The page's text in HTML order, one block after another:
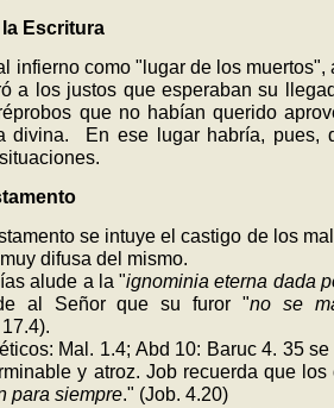
Escritura
infierno como "lugar de los muertos",
a los justos que esperaban su
que no habían querido
divina. En ese lugar habría, pues,
se intuye el castigo de los
difusa del mismo.
alude a la "ignominia eterna dada
al Señor que su furor "no se
Mal. 1.4; Abd 10: Baruc 4. 35
y atroz. Job recuerda que los
para siempre." (Job. 4.20)